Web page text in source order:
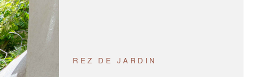
REZ DE JARDIN